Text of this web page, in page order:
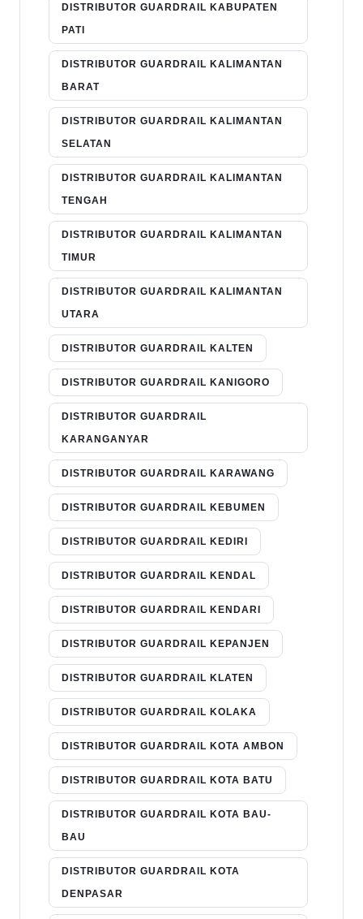
DISTRIBUTOR GUARDRAIL KABUPATEN
PATI
DISTRIBUTOR GUARDRAIL KALIMANTAN
BARAT
DISTRIBUTOR GUARDRAIL KALIMANTAN
SELATAN
DISTRIBUTOR GUARDRAIL KALIMANTAN
TENGAH
DISTRIBUTOR GUARDRAIL KALIMANTAN
TIMUR
DISTRIBUTOR GUARDRAIL KALIMANTAN
UTARA
DISTRIBUTOR GUARDRAIL KALTEN
DISTRIBUTOR GUARDRAIL KANIGORO
DISTRIBUTOR GUARDRAIL
KARANGANYAR
DISTRIBUTOR GUARDRAIL KARAWANG
DISTRIBUTOR GUARDRAIL KEBUMEN
DISTRIBUTOR GUARDRAIL KEDIRI
DISTRIBUTOR GUARDRAIL KENDAL
DISTRIBUTOR GUARDRAIL KENDARI
DISTRIBUTOR GUARDRAIL KEPANJEN
DISTRIBUTOR GUARDRAIL KLATEN
DISTRIBUTOR GUARDRAIL KOLAKA
DISTRIBUTOR GUARDRAIL KOTA AMBON
DISTRIBUTOR GUARDRAIL KOTA BATU
DISTRIBUTOR GUARDRAIL KOTA BAU-
BAU
DISTRIBUTOR GUARDRAIL KOTA
DENPASAR